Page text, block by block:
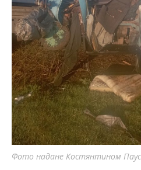
Фото надане Костянтином